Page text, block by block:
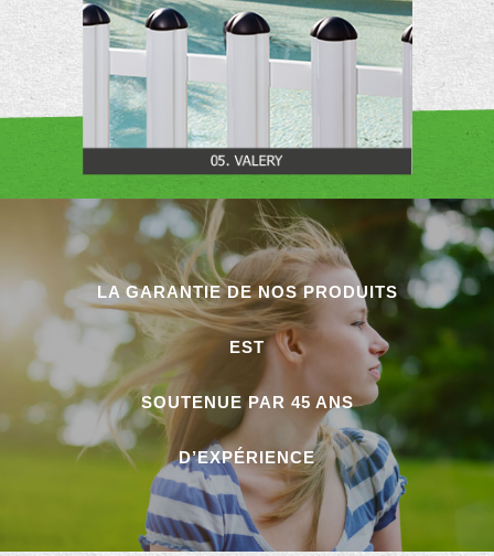
LA GARANTIE DE NOS PRODUITS
EST
SOUTENUE PAR 45 ANS
D’EXPÉRIENCE